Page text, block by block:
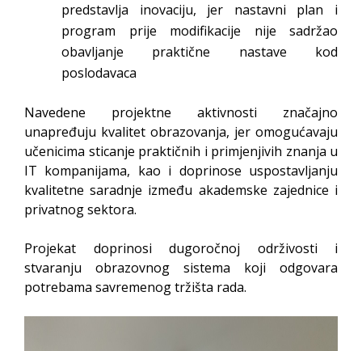
predstavlja inovaciju, jer nastavni plan i
program prije modifikacije nije sadržao
obavljanje praktične nastave kod
poslodavaca
Navedene projektne aktivnosti značajno
unapređuju kvalitet obrazovanja, jer omogućavaju
učenicima sticanje praktičnih i primjenjivih znanja u
IT kompanijama, kao i doprinose uspostavljanju
kvalitetne saradnje između akademske zajednice i
privatnog sektora.
Projekat doprinosi dugoročnoj održivosti i
stvaranju obrazovnog sistema koji odgovara
potrebama savremenog tržišta rada.